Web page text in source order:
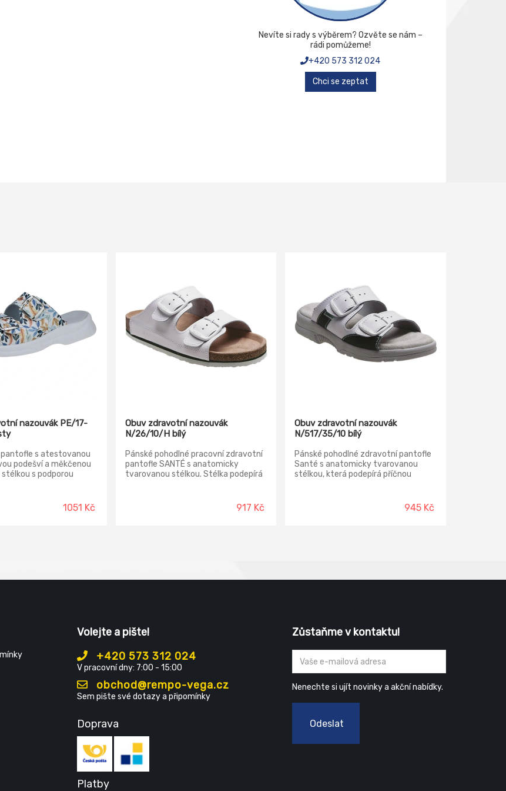
Nevíte si rady s výběrem? Ozvěte se nám –
rádi pomůžeme!
+420 573 312 024
Chci se zeptat
nazouvák PE/17-
pantofle s atestovanou
podešví a měkčenou
s podporou
upínacími pásky s
pro přizpůsobení
1051 Kč
Obuv zdravotní nazouvák
N/26/10/H bílý
Pánské pohodlné pracovní zdravotní
pantofle SANTÉ s anatomicky
tvarovanou stélkou. Stélka podepírá
Pantofle značky SANTÉ jsou velmi
pohodlné a dodávají noze potřebný
917 Kč
Obuv zdravotní nazouvák
N/517/35/10 bílý
Pánské pohodlné zdravotní pantofle
Santé s anatomicky tvarovanou
stélkou, která podepírá příčnou
dodávají noze potřebný komfort i při
dlouhodobém nošení. Jsou určeny
945 Kč
Volejte a pište!
+420 573 312 024
V pracovní dny: 7:00 - 15:00
obchod@rempo-vega.cz
Sem pište své dotazy a připomínky
Doprava
Platby
Zůstaňme v kontaktu!
Nenechte si ujít novinky a akční nabídky.
Odeslat